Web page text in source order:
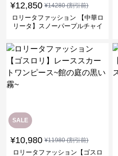
¥12,850 ¥14280(割引前)
ロリータファッション 【中華ロ
リータ】スノーパープルチャイ
SALE
¥10,980 ¥11980(割引前)
ロリータファッション【ゴスロ